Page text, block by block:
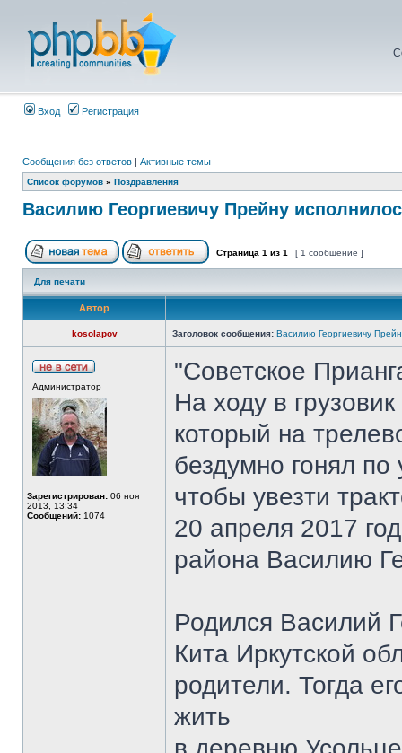
Вход Регистрация
Сообщения без ответов | Активные темы
Список форумов » Поздравления
Василию Георгиевичу Прейну
Страница 1 из 1 [ 1 сообщение ]
Для печати
Автор
kosolapov Заголовок сообщения: Василию Георгиевичу
Администратор
Зарегистрирован: 06 ноя
2013, 13:34
Сообщений: 1074
"Советское
На ходу в
который на
бездумно гонял
чтобы увезти
20 апреля 2017
района Василию
Родился Василий
Кита Иркутской
родители. Тогда
жить